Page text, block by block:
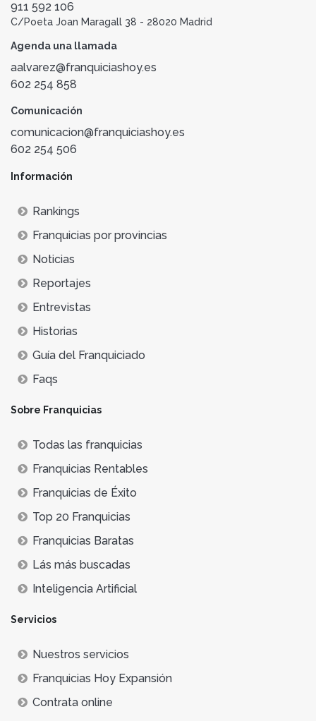
911 592 106
C/Poeta Joan Maragall 38 - 28020 Madrid
Agenda una llamada
aalvarez@franquiciashoy.es
602 254 858
Comunicación
comunicacion@franquiciashoy.es
602 254 506
Información
Rankings
Franquicias por provincias
Noticias
Reportajes
Entrevistas
Historias
Guía del Franquiciado
Faqs
Sobre Franquicias
Todas las franquicias
Franquicias Rentables
Franquicias de Éxito
Top 20 Franquicias
Franquicias Baratas
Lás más buscadas
Inteligencia Artificial
Servicios
Nuestros servicios
Franquicias Hoy Expansión
Contrata online